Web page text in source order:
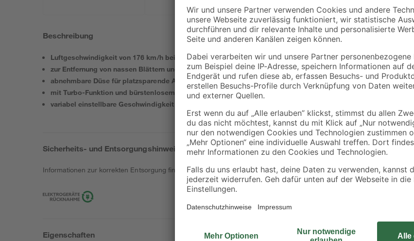
Beschreibung
Luftgeschwindigkeit von 176 km/h bei minimalem Geräuschpegel
zur Entfernung von nassen Blättern und großen Laubhaufen
abnehmbare Düse für platzsparende Aufbewahrung
mit Turbo-Funktion und bürstenlosem Motor
variabel einstellbare Geschwindigkeit
Der Laubbläser
frei von Laub ist. Er ist
passender Akku mit einer
erreicht eine beachtliche
zusammengefegt und
Gehörschutz tragen, da
entwickelt. Der
Sicherheits- und Entsorgungshinweise
Informationen zur korrekten Entsorgung findest duhier.
Eigenschaften